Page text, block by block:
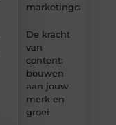
De kracht
van
content:
bouwen
aan jouw
merk en
groei